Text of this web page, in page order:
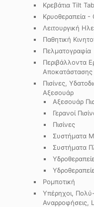
Κρεβάτια Tilt
Κρυοθεραπεία
Λειτουργική
Παθητική
Πελματογραφία
Περιβάλλοντα
Αποκατάστασης
Πισίνες,
Αξεσουάρ
Αξεσουάρ
Γερανοί
Πισίνες
Συστήματα
Συστήματα
Ρομποτική
Υπέρηχοι,
Αναρροφήσεις,